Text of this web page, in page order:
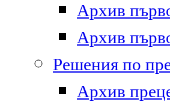
Архив
Архив
Решения по
Архив